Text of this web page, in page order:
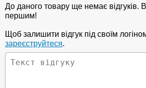
До даного товару ще немає відгуків.
першим!
Щоб залишити відгук під своїм
зареєструйтеся.